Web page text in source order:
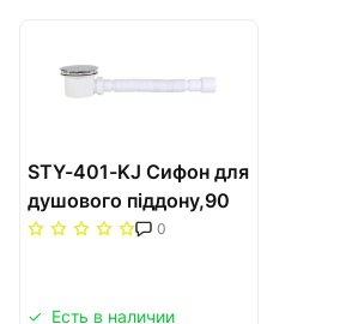
STY-401-KJ Сифон для
душового піддону,90
мм,
гідрозатвором,
0
Есть в наличии